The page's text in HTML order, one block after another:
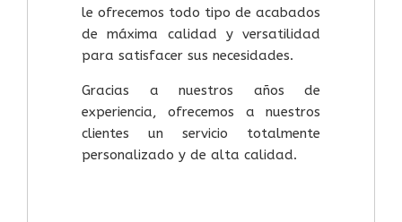
le ofrecemos todo tipo de acabados
de máxima calidad y versatilidad
para satisfacer sus necesidades.
Gracias a nuestros años de
experiencia, ofrecemos a nuestros
clientes un servicio totalmente
personalizado y de alta calidad.